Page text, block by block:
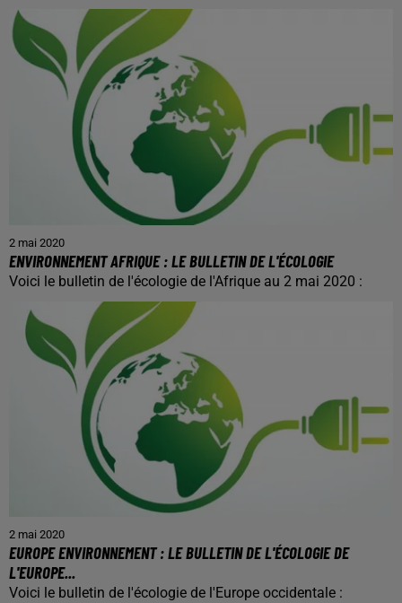
2 mai 2020
ENVIRONNEMENT AFRIQUE : LE BULLETIN DE L'ÉCOLOGIE
Voici le bulletin de l'écologie de l'Afrique au 2 mai 2020 :
2 mai 2020
EUROPE ENVIRONNEMENT : LE BULLETIN DE L'ÉCOLOGIE DE
L'EUROPE...
Voici le bulletin de l'écologie de l'Europe occidentale :